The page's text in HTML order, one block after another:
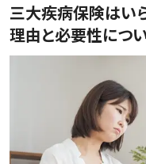
プ三大疾病保険はい
理由と必要性につ